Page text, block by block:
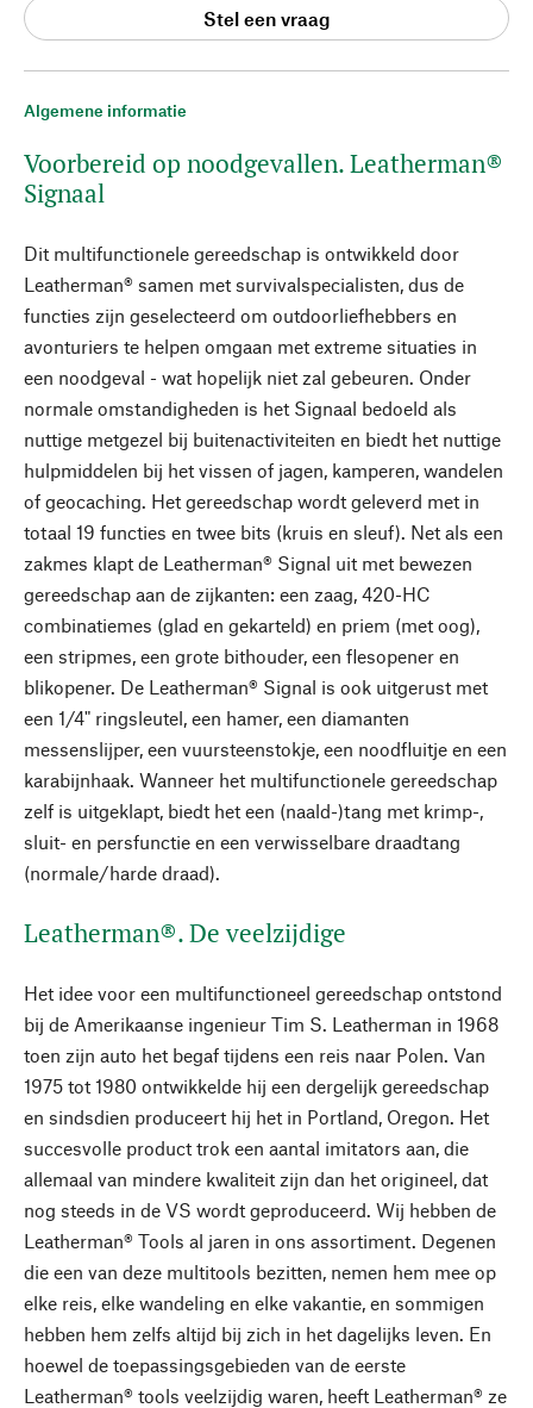
Algemene informatie
Voorbereid op noodgevallen. Leatherman®
Signaal
Dit multifunctionele gereedschap is ontwikkeld door
Leatherman® samen met survivalspecialisten, dus de
functies zijn geselecteerd om outdoorliefhebbers en
avonturiers te helpen omgaan met extreme situaties in
een noodgeval - wat hopelijk niet zal gebeuren. Onder
normale omstandigheden is het Signaal bedoeld als
nuttige metgezel bij buitenactiviteiten en biedt het nuttige
hulpmiddelen bij het vissen of jagen, kamperen, wandelen
of geocaching. Het gereedschap wordt geleverd met in
totaal 19 functies en twee bits (kruis en sleuf). Net als een
zakmes klapt de Leatherman® Signal uit met bewezen
gereedschap aan de zijkanten: een zaag, 420-HC
combinatiemes (glad en gekarteld) en priem (met oog),
een stripmes, een grote bithouder, een flesopener en
blikopener. De Leatherman® Signal is ook uitgerust met
een 1/4" ringsleutel, een hamer, een diamanten
messenslijper, een vuursteenstokje, een noodfluitje en een
karabijnhaak. Wanneer het multifunctionele gereedschap
zelf is uitgeklapt, biedt het een (naald-)tang met krimp-,
sluit- en persfunctie en een verwisselbare draadtang
(normale/harde draad).
Leatherman®. De veelzijdige
Het idee voor een multifunctioneel gereedschap ontstond
bij de Amerikaanse ingenieur Tim S. Leatherman in 1968
toen zijn auto het begaf tijdens een reis naar Polen. Van
1975 tot 1980 ontwikkelde hij een dergelijk gereedschap
en sindsdien produceert hij het in Portland, Oregon. Het
succesvolle product trok een aantal imitators aan, die
allemaal van mindere kwaliteit zijn dan het origineel, dat
nog steeds in de VS wordt geproduceerd. Wij hebben de
Leatherman® Tools al jaren in ons assortiment. Degenen
die een van deze multitools bezitten, nemen hem mee op
elke reis, elke wandeling en elke vakantie, en sommigen
hebben hem zelfs altijd bij zich in het dagelijks leven. En
hoewel de toepassingsgebieden van de eerste
Leatherman® tools veelzijdig waren, heeft Leatherman® ze
Stel een vraag